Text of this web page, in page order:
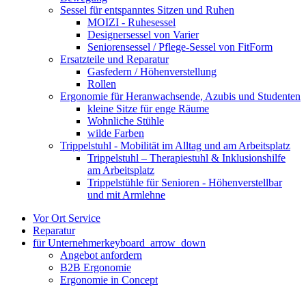
Sessel für entspanntes Sitzen und Ruhen
MOIZI - Ruhesessel
Designersessel von Varier
Seniorensessel / Pflege-Sessel von FitForm
Ersatzteile und Reparatur
Gasfedern / Höhenverstellung
Rollen
Ergonomie für Heranwachsende, Azubis und Studenten
kleine Sitze für enge Räume
Wohnliche Stühle
wilde Farben
Trippelstuhl - Mobilität im Alltag und am Arbeitsplatz
Trippelstuhl – Therapiestuhl & Inklusionshilfe
am Arbeitsplatz
Trippelstühle für Senioren - Höhenverstellbar
und mit Armlehne
Vor Ort Service
Reparatur
für Unternehmerkeyboard_arrow_down
Angebot anfordern
B2B Ergonomie
Ergonomie in Concept